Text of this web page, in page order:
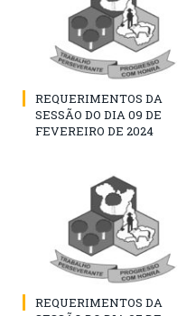
REQUERIMENTOS DA
SESSÃO DO DIA 09 DE
FEVEREIRO DE 2024
REQUERIMENTOS DA